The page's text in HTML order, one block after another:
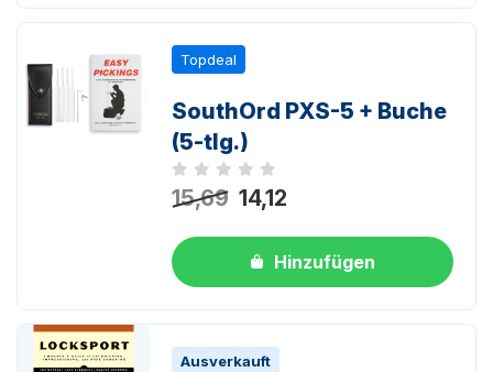
Topdeal
SouthOrd PXS-5 + Buche
(5-tlg.)
Noch keine Bewertungen
15,69 14,12
Hinzufügen
Ausverkauft